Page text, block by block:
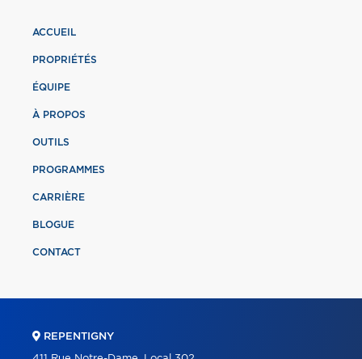
ACCUEIL
PROPRIÉTÉS
ÉQUIPE
À PROPOS
OUTILS
PROGRAMMES
CARRIÈRE
BLOGUE
CONTACT
REPENTIGNY